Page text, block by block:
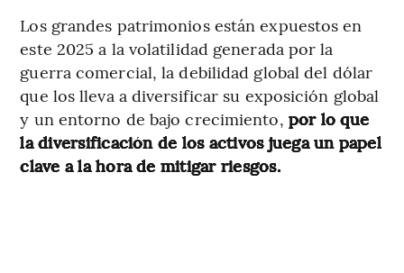
Los grandes patrimonios están expuestos en
este 2025 a la volatilidad generada por la
guerra comercial, la debilidad global del dólar
que los lleva a diversificar su exposición global
y un entorno de bajo crecimiento, por lo que
la diversificación de los activos juega un papel
clave a la hora de mitigar riesgos.